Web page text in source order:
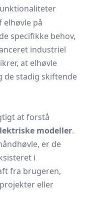
elhøvle på
specifikke behov,
industriel
at elhøvle
de stadig skiftende
at forstå
modeller.
er de
i
fra brugeren,
eller